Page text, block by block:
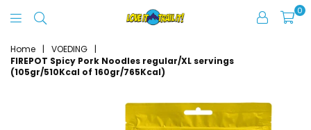
It
Trail
0
Home | VOEDING
|
FIREPOT Spicy Pork Noodles regular/XL servings
(105gr/510Kcal of 160gr/765Kcal)